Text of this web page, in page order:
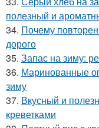
полезный и
34. Почему
дорого
35. Запас на зиму:
36. Маринованные
зиму
37. Вкусный и
креветками